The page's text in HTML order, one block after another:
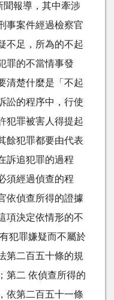
報導，其中牽涉
事案件經過檢察官
不足，所為的不起
罪的不當情事發
清楚什麼是「不起
訟的程序中，行使
犯罪被害人得提起
餘犯罪都要由代表
訴追犯罪的過程
須經過偵查的程
依偵查所得的證據
項決定依情形的不
犯罪嫌疑而不屬於
第二百五十條的規
第二 依偵查所得的
依第二百五十一條